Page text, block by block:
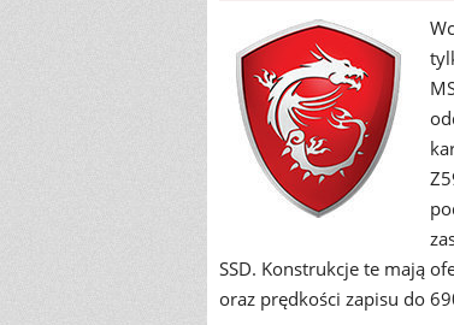
SSD. Konstrukcje te mają
oraz prędkości zapisu do